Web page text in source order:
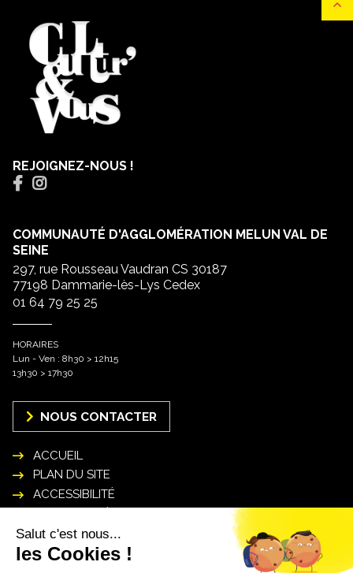
REJOIGNEZ-NOUS !
COMMUNAUTÉ D'AGGLOMÉRATION MELUN VAL DE
SEINE
297, rue Rousseau Vaudran CS 30187
77198 Dammarie-lès-Lys Cedex
01 64 79 25 25
HORAIRES
Lun - Ven : 8h30 > 12h15
13h30 > 17h30
NOUS CONTACTER
ACCUEIL
PLAN DU SITE
ACCESSIBILITÉ
POLITIQUE DE GESTION DES DONNÉES
PERSONNELLES